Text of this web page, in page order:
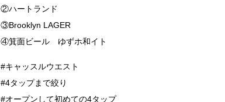
②ハートランド
③Brooklyn LAGER
④箕面ビール ゆずホ和イト
#キャッスルウエスト
#4タップまで絞り
#オープンして初めての4タップ